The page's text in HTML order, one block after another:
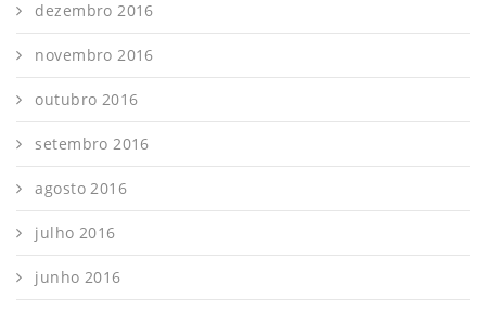
dezembro 2016
novembro 2016
outubro 2016
setembro 2016
agosto 2016
julho 2016
junho 2016